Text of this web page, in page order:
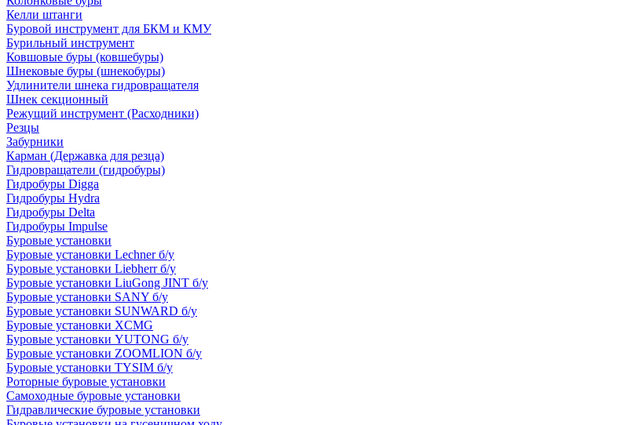
Келли штанги
Буровой инструмент для БКМ и КМУ
Бурильный инструмент
Ковшовые буры (ковшебуры)
Шнековые буры (шнекобуры)
Удлинители шнека гидровращателя
Шнек секционный
Режущий инструмент (Расходники)
Резцы
Забурники
Карман (Державка для резца)
Гидровращатели (гидробуры)
Гидробуры Digga
Гидробуры Hydra
Гидробуры Delta
Гидробуры Impulse
Буровые установки
Буровые установки Lechner б/у
Буровые установки Liebherr б/у
Буровые установки LiuGong JINT б/у
Буровые установки SANY б/у
Буровые установки SUNWARD б/у
Буровые установки XCMG
Буровые установки YUTONG б/у
Буровые установки ZOOMLION б/у
Буровые установки TYSIM б/у
Роторные буровые установки
Самоходные буровые установки
Гидравлические буровые установки